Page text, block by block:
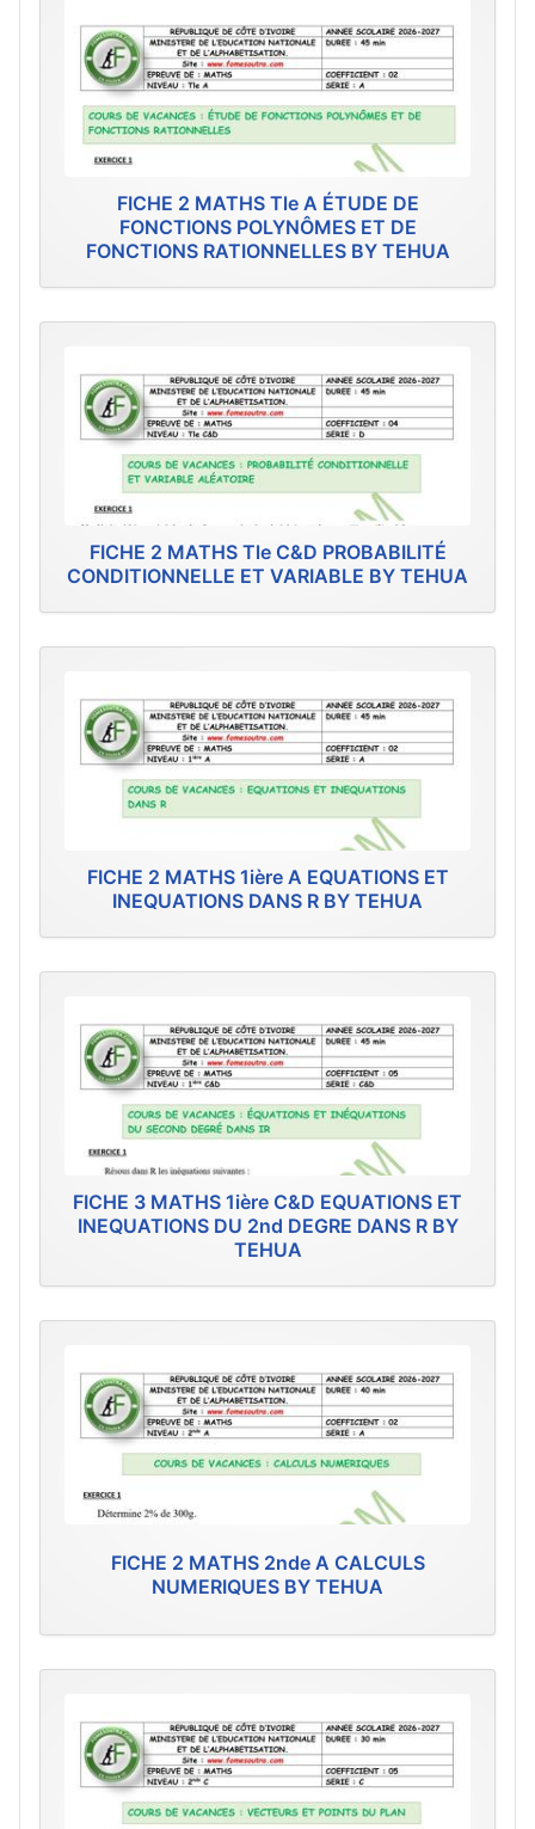
FICHE 2 MATHS Tle A ÉTUDE DE
FONCTIONS POLYNÔMES ET DE
FONCTIONS RATIONNELLES BY TEHUA
FICHE 2 MATHS Tle C&D PROBABILITÉ
CONDITIONNELLE ET VARIABLE BY TEHUA
FICHE 2 MATHS 1ière A EQUATIONS ET
INEQUATIONS DANS R BY TEHUA
FICHE 3 MATHS 1ière C&D EQUATIONS ET
INEQUATIONS DU 2nd DEGRE DANS R BY
TEHUA
FICHE 2 MATHS 2nde A CALCULS
NUMERIQUES BY TEHUA